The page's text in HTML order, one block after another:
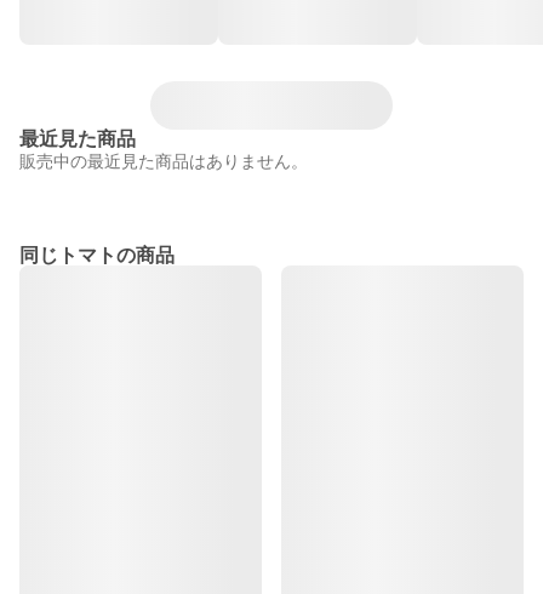
最近見た商品
販売中の最近見た商品はありません。
同じトマトの商品